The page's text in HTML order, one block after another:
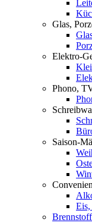
Glas,
Elektro-
Phono,
Saison-
Eis,